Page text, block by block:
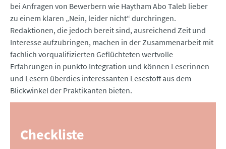
bei Anfragen von Bewerbern wie Haytham Abo Taleb lieber
zu einem klaren „Nein, leider nicht“ durchringen.
Redaktionen, die jedoch bereit sind, ausreichend Zeit und
Interesse aufzubringen, machen in der Zusammenarbeit mit
fachlich vorqualifizierten Geflüchteten wertvolle
Erfahrungen in punkto Integration und können Leserinnen
und Lesern überdies interessanten Lesestoff aus dem
Blickwinkel der Praktikanten bieten.
Checkliste